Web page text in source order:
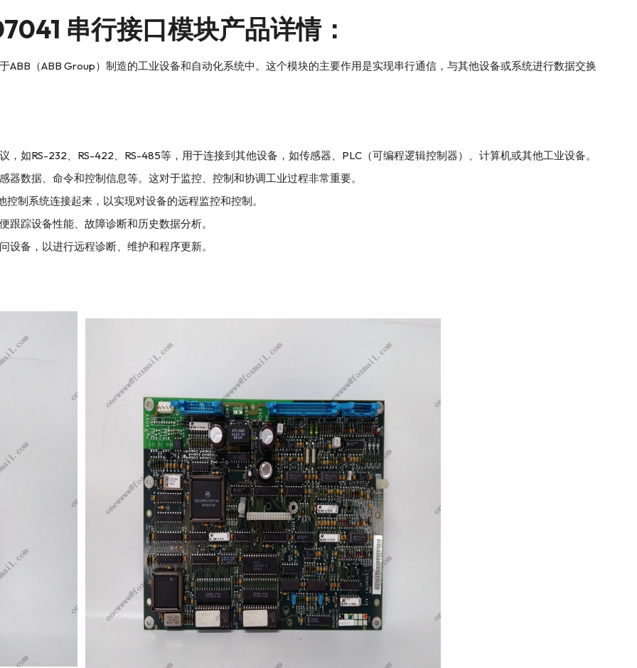
串行接口模块产品详情：
ABB（ABB Group）制造的工业设备和自动化系统中。这个模块的主要作用是实现串行通信，与其他设备或系统进行数据交换
，如RS-232、RS-422、RS-485等，用于连接到其他设备，如传感器、PLC（可编程逻辑控制器）、计算机或其他工业设备。
数据、命令和控制信息等。这对于监控、控制和协调工业过程非常重要。
制系统连接起来，以实现对设备的远程监控和控制。
踪设备性能、故障诊断和历史数据分析。
备，以进行远程诊断、维护和程序更新。